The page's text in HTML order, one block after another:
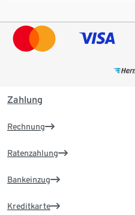
Zahlung
Rechnung
Ratenzahlung
Bankeinzug
Kreditkarte